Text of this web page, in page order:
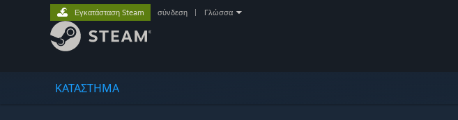
ΚΑΤΑΣΤΗΜΑ
Εγκατάσταση Steam σύνδεση Γλώσσα